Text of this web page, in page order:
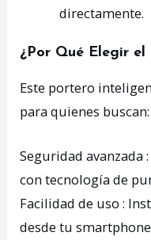
directamente.
¿Por Qué Elegir
Este portero
para quienes buscan:
Seguridad avanzada
con tecnología de
Facilidad de uso :
desde tu